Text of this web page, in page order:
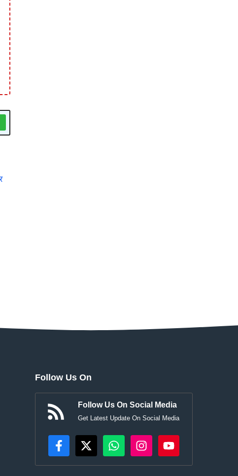
Follow Us On
Follow Us On Social Media
Get Latest Update On Social Media